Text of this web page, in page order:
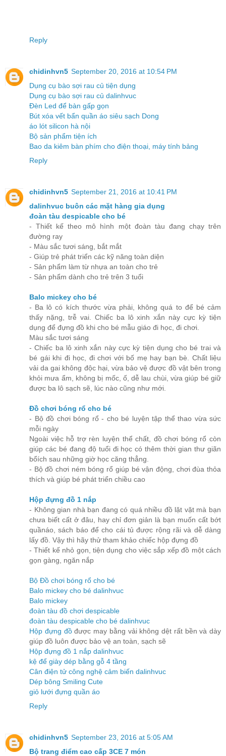
Reply
chidinhvn5 September 20, 2016 at 10:54 PM
Dụng cụ bào sợi rau củ tiện dụng
Dụng cụ bào sợi rau củ dalinhvuc
Đèn Led để bàn gấp gọn
Bút xóa vết bẩn quần áo siêu sạch Dong
áo lót silicon hà nội
Bộ sản phẩm tiện ích
Bao da kiêm bàn phím cho điện thoại, máy tính bảng
Reply
chidinhvn5 September 21, 2016 at 10:41 PM
dalinhvuc buôn các mặt hàng gia dụng
đoàn tàu despicable cho bé
- Thiết kế theo mô hình một đoàn tàu đang chạy trên
đường ray
- Màu sắc tươi sáng, bắt mắt
- Giúp trẻ phát triển các kỹ năng toàn diện
- Sản phẩm làm từ nhựa an toàn cho trẻ
- Sản phẩm dành cho trẻ trên 3 tuổi
Balo mickey cho bé
- Ba lô có kích thước vừa phải, không quá to để bé cảm
thấy nặng, trễ vai. Chiếc ba lô xinh xắn này cực kỳ tiện
dụng để đựng đồ khi cho bé mẫu giáo đi học, đi chơi.
Màu sắc tươi sáng
- Chiếc ba lô xinh xắn này cực kỳ tiện dụng cho bé trai và
bé gái khi đi học, đi chơi với bố mẹ hay bạn bè. Chất liệu
vải da gai không độc hại, vừa bảo vệ được đồ vật bên trong
khỏi mưa ẩm, không bị mốc, ố, dễ lau chùi, vừa giúp bé giữ
được ba lô sạch sẽ, lúc nào cũng như mới.
Đồ chơi bóng rổ cho bé
- Bộ đồ chơi bóng rổ - cho bé luyện tập thể thao vừa sức
mỗi ngày
Ngoài việc hỗ trợ rèn luyện thể chất, đồ chơi bóng rổ còn
giúp các bé đang độ tuổi đi học có thêm thời gian thư giãn
bổích sau những giờ học căng thẳng.
- Bộ đồ chơi ném bóng rổ giúp bé vận động, chơi đùa thỏa
thích và giúp bé phát triển chiều cao
Hộp đựng đồ 1 nắp
- Không gian nhà bạn đang có quá nhiều đồ lặt vặt mà bạn
chưa biết cất ở đâu, hay chỉ đơn giản là bạn muốn cất bớt
quầnáo, sách báo để cho cái tủ được rộng rãi và dễ dàng
lấy đồ. Vậy thì hãy thử tham khảo chiếc hộp đựng đồ
- Thiết kế nhỏ gọn, tiện dụng cho việc sắp xếp đồ một cách
gọn gàng, ngăn nắp
Bộ Đồ chơi bóng rổ cho bé
Balo mickey cho bé dalinhvuc
Balo mickey
đoàn tàu đồ chơi despicable
đoàn tàu despicable cho bé dalinhvuc
Hộp đựng đồđược may bằng vải không dệt rất bền và dày
giúp đồ luôn được bảo vệ an toàn, sạch sẽ
Hộp đựng đồ 1 nắp dalinhvuc
kệ để giày dép bằng gỗ 4 tầng
Cân điện tử công nghệ cảm biến dalinhvuc
Dép bông Smiling Cute
giỏ lưới đựng quần áo
Reply
chidinhvn5 September 23, 2016 at 5:05 AM
Bộ trang điểm cao cấp 3CE 7 món